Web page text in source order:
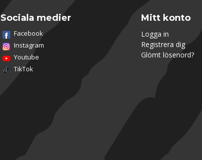
Sociala medier
Facebook
Instagram
Youtube
TikTok
Mitt konto
Logga in
Registrera dig
Glömt lösenord?